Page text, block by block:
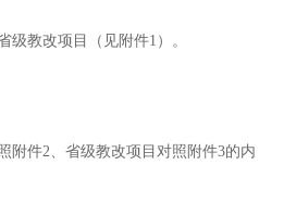
级教改项目（见附件1）。
附件2、省级教改项目 对照附件3的内